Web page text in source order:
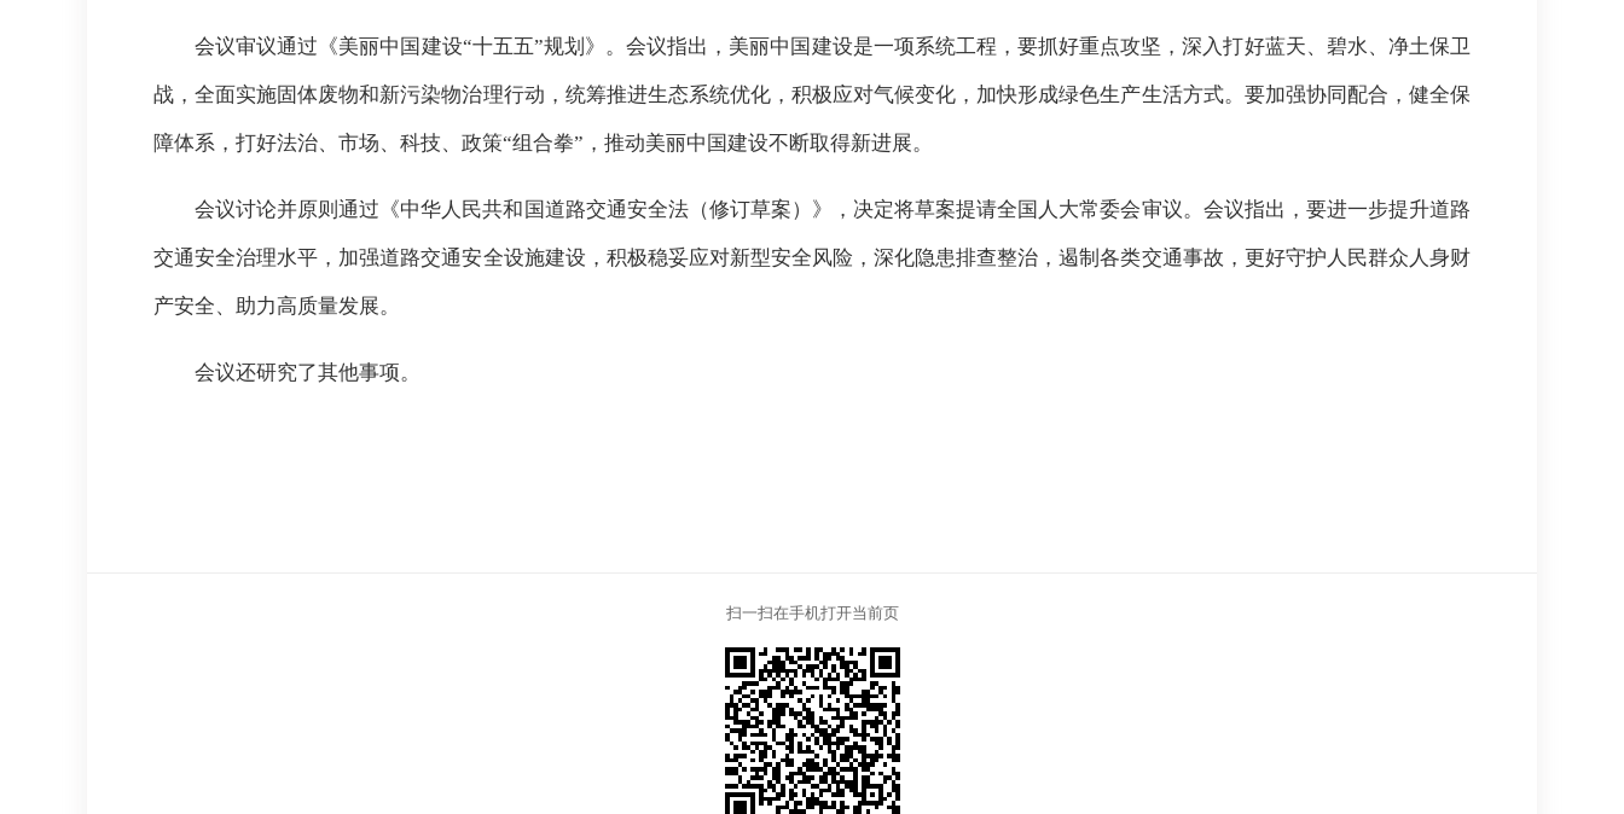
会议审议通过《美丽中国建设“十五五”规划》。会议指出，美丽中国建设是一项系统工程，要抓好重点攻坚，深入打好蓝天、碧水、净土保卫
战，全面实施固体废物和新污染物治理行动，统筹推进生态系统优化，积极应对气候变化，加快形成绿色生产生活方式。要加强协同配合，健全保
障体系，打好法治、市场、科技、政策“组合拳”，推动美丽中国建设不断取得新进展。
会议讨论并原则通过《中华人民共和国道路交通安全法（修订草案）》，决定将草案提请全国人大常委会审议。会议指出，要进一步提升道路
交通安全治理水平，加强道路交通安全设施建设，积极稳妥应对新型安全风险，深化隐患排查整治，遏制各类交通事故，更好守护人民群众人身财
产安全、助力高质量发展。
会议还研究了其他事项。
扫一扫在手机打开当前页